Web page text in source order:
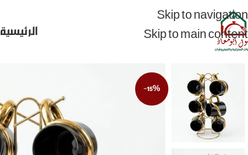
Skip to navigation
Skip to main content
الرئيسية
-15%